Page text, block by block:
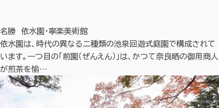
名勝 依水園・寧楽美術館
依水園は、時代の異なる二種類の池泉回遊式庭園で構成されて
います。一つ目の「前園（ぜんえん）」は、かつて奈良晒の御用商人
が煎茶を愉…